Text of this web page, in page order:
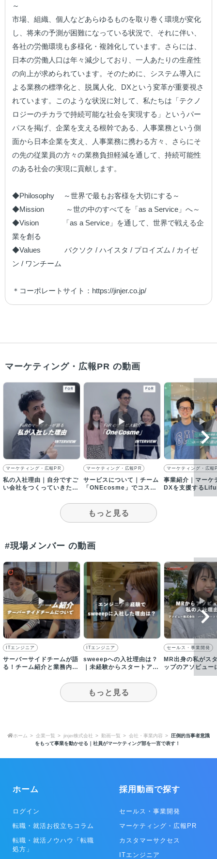
～
市場、組織、個人などあらゆるものを取り巻く環境が変化
し、将来の予測が困難になっている状況で、それに伴い、
各社の労働環境も多様化・複雑化しています。さらには、
日本の労働人口は年々減少しており、一人あたりの生産性
の向上が求められています。そのために、システム導入に
よる業務の標準化と、脱属人化、DXという変革が重要視さ
れています。このような状況に対して、私たちは「テクノ
ロジーのチカラで持続可能な社会を実現する」というパー
パスを掲げ、企業を支える根幹である、人事業務という側
面から日本企業を支え、人事業務に携わる方々、さらにそ
の先の従業員の方々の業務負担軽減を通して、持続可能性
のある社会の実現に貢献します。​
◆Philosophy　 ～世界で最もお客様を大切にする～
◆Mission　　　～世の中のすべてを「as a Service」へ～
◆Vision　　　 「as a Service」を通して、世界で戦える企
業を創る
◆Values　　　 バクソク / ハイスタ / プロイズム / カイゼ
ン / ワンチーム
＊コーポレートサイト：https://jinjer.co.jp/
マーケティング・広報PR の動画
▶︎
マーケティング・広報PR
私の入社理由｜自分ですご
い会社をつくっていきた
▶︎
マーケティング・広報PR
サービスについて｜チーム
「ONEcosme」でコスメ
も！？
▶︎
マーケティング・広報
事業紹介｜マーケ
DXを支援する
が、顧客から選ば
もっと見る
#現場メンバー の動画
▶︎
ITエンジニア
サーバーサイドチームが語
る！チーム紹介と業務内容
▶︎
ITエンジニア
sweeepへの入社理由は？
｜未経験からスタートアッ
ケ
▶︎
セールス・事業開発
MR出身の私がス
ップのアソビュー
もっと見る
ホーム 企業一覧 jinjer株式会社 動画一覧 会社・事業内容
圧倒的当事者意識
をもって事業を動かせる｜社員がマーケティング部を一言で表す！
ホーム
ログイン
転職・就活お役立ちコラム
転職・就活ノウハウ「転職
処方」
採用動画で探す
セールス・事業開発
マーケティング・広報PR
カスタマーサクセス
ITエンジニア